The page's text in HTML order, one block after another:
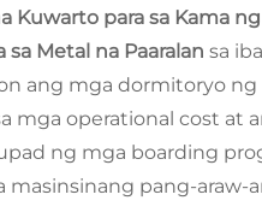
Kuwarto para sa Kama
sa Metal na Paaralan sa
ang mga dormitoryo
mga operational cost at
ng mga boarding
masinsinang pang-